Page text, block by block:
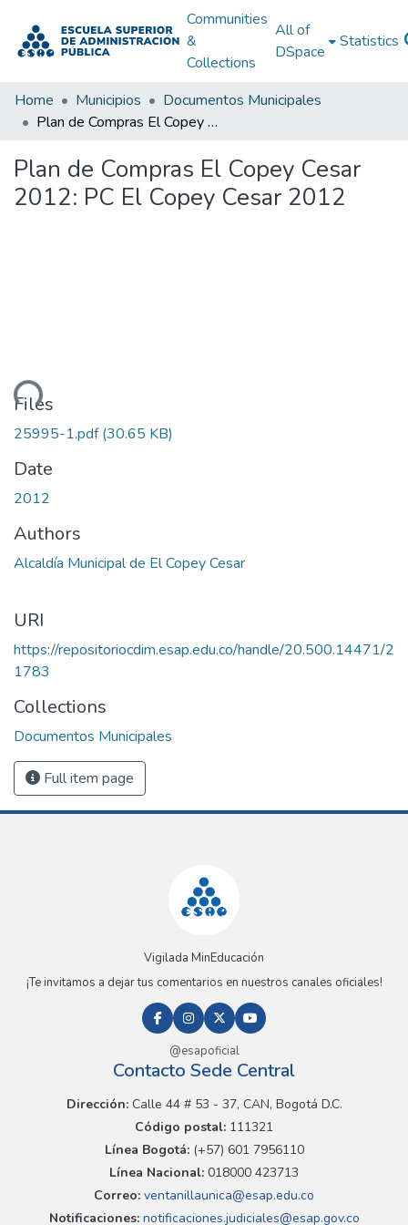
Communities
&
Collections
All of
DSpace
Statistics
Home Municipios
Documentos Municipales
Plan de Compras El Copey Cesar 2012: PC El Copey Cesar 2012
Plan de Compras El Copey Cesar
2012: PC El Copey Cesar 2012
Files
25995-1.pdf(30.65 KB)
Date
2012
Authors
Alcaldía Municipal de El Copey Cesar
URI
https://repositoriocdim.esap.edu.co/handle/20.500.14471/2
1783
Collections
Documentos Municipales
Full item page
Vigilada MinEducación
¡Te invitamos a dejar tus comentarios en nuestros canales oficiales!
@esapoficial
Contacto Sede Central
Dirección:Calle 44 # 53 - 37, CAN, Bogotá D.C.
Código postal: 111321
Línea Bogotá:(+57) 601 7956110
Línea Nacional: 018000 423713
Correo: ventanillaunica@esap.edu.co
Notificaciones:notificaciones.judiciales@esap.gov.co